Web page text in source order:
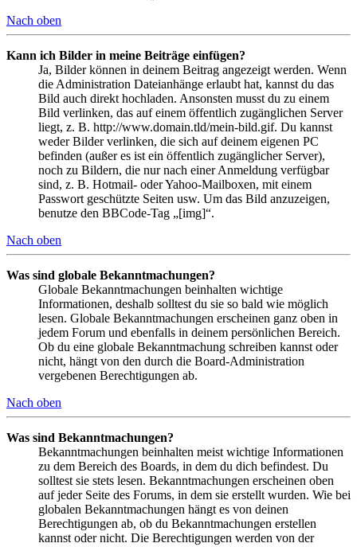
Nach oben
Kann ich Bilder in meine Beiträge einfügen?
Ja, Bilder können in deinem Beitrag angezeigt werden. Wenn
die Administration Dateianhänge erlaubt hat, kannst du das
Bild auch direkt hochladen. Ansonsten musst du zu einem
Bild verlinken, das auf einem öffentlich zugänglichen Server
liegt, z. B. http://www.domain.tld/mein-bild.gif. Du kannst
weder Bilder verlinken, die sich auf deinem eigenen PC
befinden (außer es ist ein öffentlich zugänglicher Server),
noch zu Bildern, die nur nach einer Anmeldung verfügbar
sind, z. B. Hotmail- oder Yahoo-Mailboxen, mit einem
Passwort geschützte Seiten usw. Um das Bild anzuzeigen,
benutze den BBCode-Tag „[img]“.
Nach oben
Was sind globale Bekanntmachungen?
Globale Bekanntmachungen beinhalten wichtige
Informationen, deshalb solltest du sie so bald wie möglich
lesen. Globale Bekanntmachungen erscheinen ganz oben in
jedem Forum und ebenfalls in deinem persönlichen Bereich.
Ob du eine globale Bekanntmachung schreiben kannst oder
nicht, hängt von den durch die Board-Administration
vergebenen Berechtigungen ab.
Nach oben
Was sind Bekanntmachungen?
Bekanntmachungen beinhalten meist wichtige Informationen
zu dem Bereich des Boards, in dem du dich befindest. Du
solltest sie stets lesen. Bekanntmachungen erscheinen oben
auf jeder Seite des Forums, in dem sie erstellt wurden. Wie bei
globalen Bekanntmachungen hängt es von deinen
Berechtigungen ab, ob du Bekanntmachungen erstellen
kannst oder nicht. Die Berechtigungen werden von der